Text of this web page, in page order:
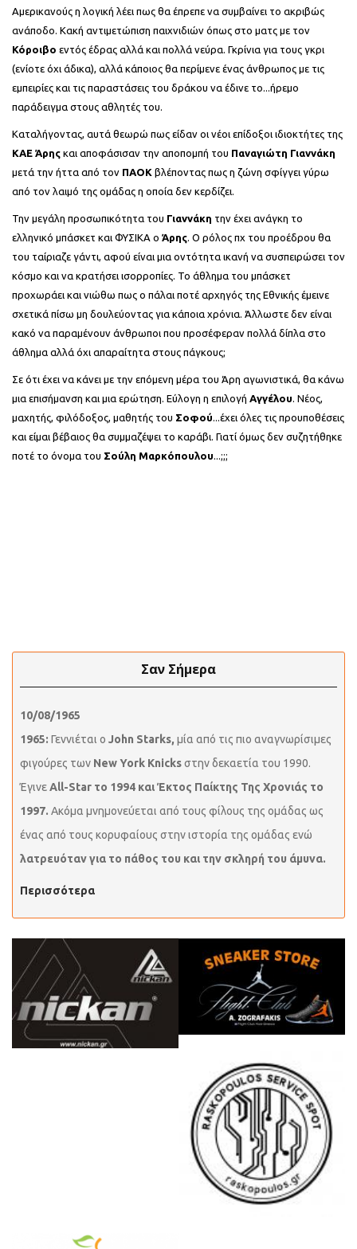
Αμερικανούς η λογική λέει πως θα έπρεπε να συμβαίνει το ακριβώς
ανάποδο. Κακή αντιμετώπιση παιχνιδιών όπως στο ματς με τον
Κόροιβο εντός έδρας αλλά και πολλά νεύρα. Γκρίνια για τους γκρι
(ενίοτε όχι άδικα), αλλά κάποιος θα περίμενε ένας άνθρωπος με τις
εμπειρίες και τις παραστάσεις του δράκου να έδινε το...ήρεμο
παράδειγμα στους αθλητές του.
Καταλήγοντας, αυτά θεωρώ πως είδαν οι νέοι επίδοξοι ιδιοκτήτες της
ΚΑΕ Άρης και αποφάσισαν την αποπομπή του Παναγιώτη Γιαννάκη
μετά την ήττα από τον ΠΑΟΚ βλέποντας πως η ζώνη σφίγγει γύρω
από τον λαιμό της ομάδας η οποία δεν κερδίζει.
Την μεγάλη προσωπικότητα του Γιαννάκη την έχει ανάγκη το
ελληνικό μπάσκετ και ΦΥΣΙΚΑ ο Άρης . Ο ρόλος πχ του προέδρου θα
του ταίριαζε γάντι, αφού είναι μια οντότητα ικανή να συσπειρώσει τον
κόσμο και να κρατήσει ισορροπίες. Το άθλημα του μπάσκετ
προχωράει και νιώθω πως ο πάλαι ποτέ αρχηγός της Εθνικής έμεινε
σχετικά πίσω μη δουλεύοντας για κάποια χρόνια. Άλλωστε δεν είναι
κακό να παραμένουν άνθρωποι που προσέφεραν πολλά δίπλα στο
άθλημα αλλά όχι απαραίτητα στους πάγκους;
Σε ότι έχει να κάνει με την επόμενη μέρα του Άρη αγωνιστικά, θα κάνω
μια επισήμανση και μια ερώτηση. Εύλογη η επιλογή Αγγέλου . Νέος,
μαχητής, φιλόδοξος, μαθητής του Σοφού ...έχει όλες τις προυποθέσεις
και είμαι βέβαιος θα συμμαζέψει το καράβι. Γιατί όμως δεν συζητήθηκε
ποτέ το όνομα του Σούλη Μαρκόπουλου ...;;;
Σαν Σήμερα
10/08/1965
1965: Γεννιέται ο John Starks, μία από τις πιο αναγνωρίσιμες
φιγούρες των New York Knicksστην δεκαετία του 1990.
ΈγινεAll-Star το 1994 και Έκτος Παίκτης Της Χρονιάς το
1997. Ακόμα μνημονεύεται από τους φίλους της ομάδας ως
ένας από τους κορυφαίους στην ιστορία της ομάδας ενώ
λατρευόταν για το πάθος του και την σκληρή του άμυνα.
Περισσότερα